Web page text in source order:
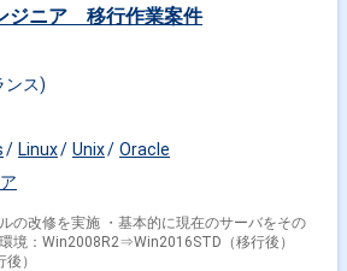
ジニア 移行作業案件
ンス)
Linux Unix
Oracle
の改修を実施 ・基本的に現在のサーバをその
境：Win2008R2⇒Win2016STD（移行後）
）